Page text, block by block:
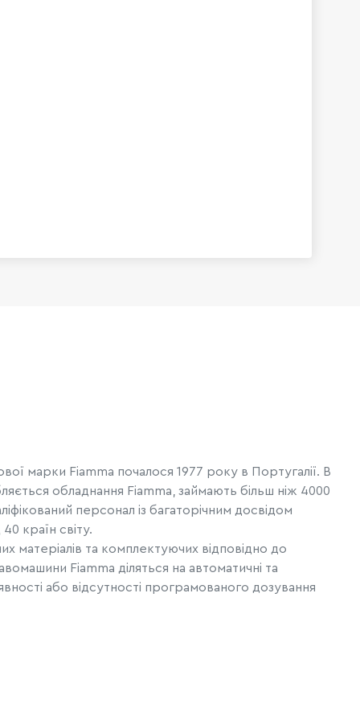
марки Fiamma почалося 1977 року в Португалії. В
обладнання Fiamma, займають більш ніж 4000
персонал із багаторічним досвідом
країн світу.
матеріалів та комплектуючих відповідно до
Fiamma діляться на автоматичні та
або відсутності програмованого дозування